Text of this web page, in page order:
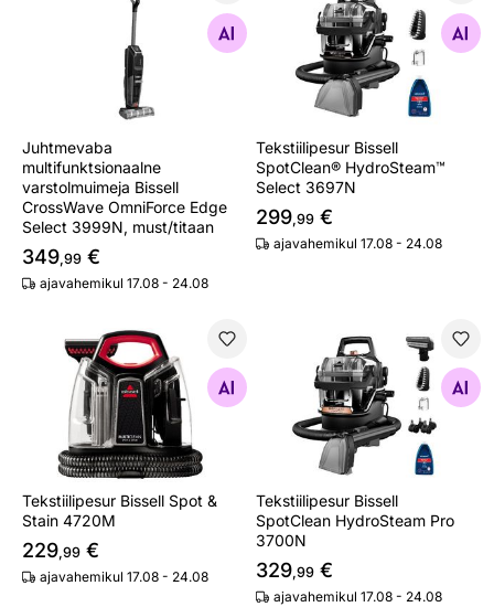
Juhtmevaba multifunktsionaalne varstolmuimeja
Otsi sarnaseid
Juhtmevaba
multifunktsionaalne
varstolmuimeja Bissell
CrossWave OmniForce Edge
Select 3999N, must/titaan
349,99 €
ajavahemikul 17.08 - 24.08
Tekstiilipesur Bissell
Otsi sarnaseid
Tekstiilipesur Bissell
SpotClean® HydroSteam™
Select 3697N
299,99 €
ajavahemikul 17.08 - 24.08
Tekstiilipesur Bissell Spot & Stain 4720M
Otsi sarnaseid
Tekstiilipesur Bissell Spot &
Stain 4720M
229,99 €
ajavahemikul 17.08 - 24.08
Tekstiilipesur Bissell
Otsi sarnaseid
Tekstiilipesur Bissell
SpotClean HydroSteam Pro
3700N
329,99 €
ajavahemikul 17.08 - 24.08